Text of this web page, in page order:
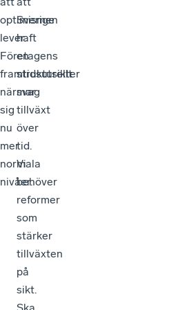
optimismen
lever.
Företagens
framtidsutsikter
närmar
sig
nu
mer
normala
nivåer.
Sverige
haft
en
strukturellt
svag
tillväxt
över
tid.
Vi
behöver
reformer
som
stärker
tillväxten
på
sikt.